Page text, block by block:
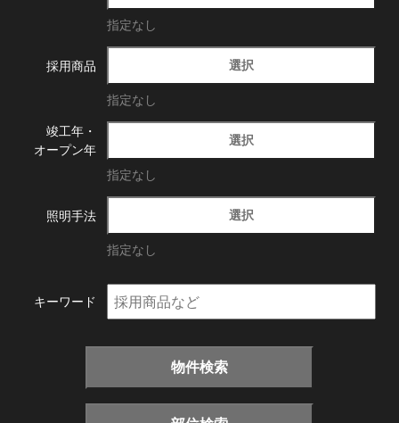
指定なし
採用商品 選択
指定なし
竣工年・
オープン年
選択
指定なし
照明手法 選択
指定なし
キーワード
物件検索